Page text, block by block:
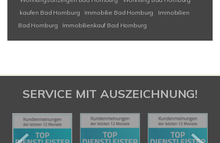
kaufen Bad Homburg
Immobilie Bad Homburg
Immobilien
Bad Homburg
Immobilienkauf Bad Homburg
SERVICE MIT AUSZEICHNUNG!